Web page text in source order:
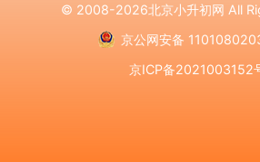
© 2008-2026北京小升初网 All
京公网安备
京ICP备2021003152